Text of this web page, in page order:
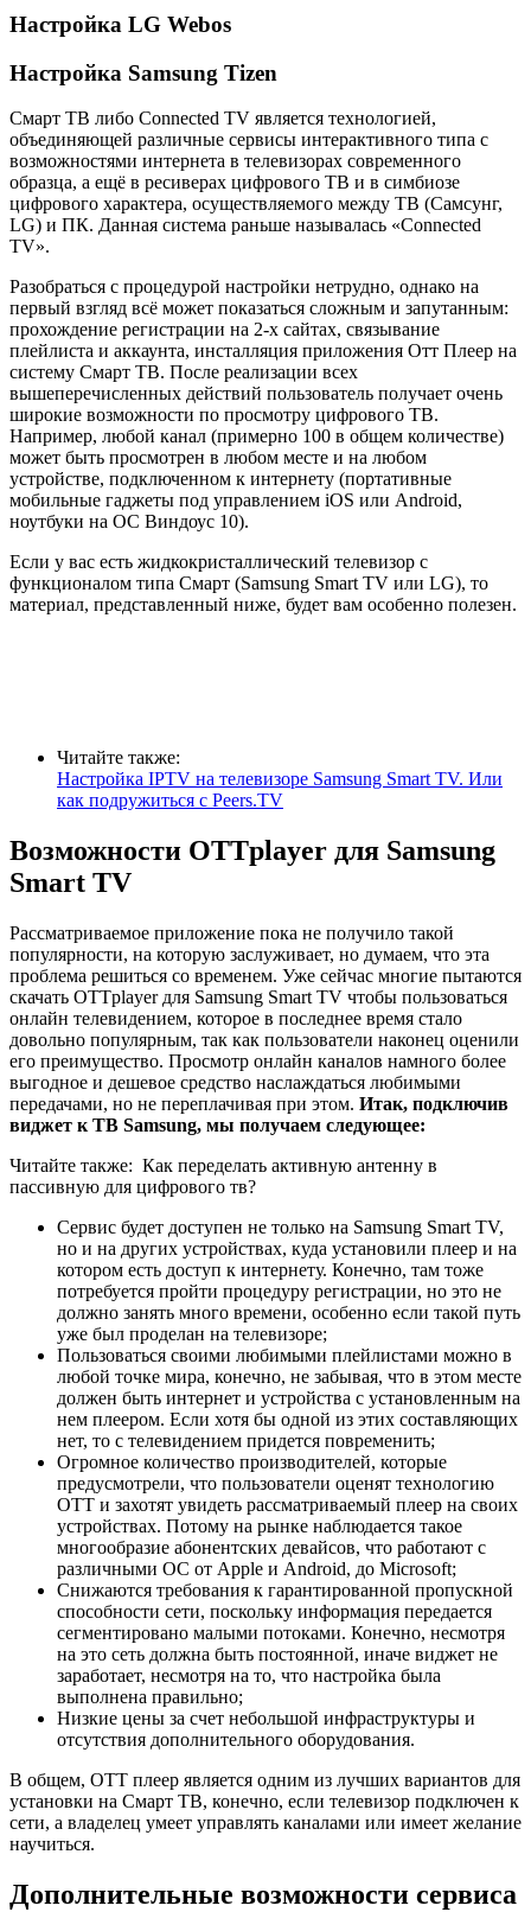
Настройка LG Webos
Настройка Samsung Tizen
Смарт ТВ либо Connected TV является технологией,
объединяющей различные сервисы интерактивного типа с
возможностями интернета в телевизорах современного
образца, а ещё в ресиверах цифрового ТВ и в симбиозе
цифрового характера, осуществляемого между ТВ (Самсунг,
LG) и ПК. Данная система раньше называлась «Connected
TV».
Разобраться с процедурой настройки нетрудно, однако на
первый взгляд всё может показаться сложным и запутанным:
прохождение регистрации на 2-х сайтах, связывание
плейлиста и аккаунта, инсталляция приложения Отт Плеер на
систему Смарт ТВ. После реализации всех
вышеперечисленных действий пользователь получает очень
широкие возможности по просмотру цифрового ТВ.
Например, любой канал (примерно 100 в общем количестве)
может быть просмотрен в любом месте и на любом
устройстве, подключенном к интернету (портативные
мобильные гаджеты под управлением iOS или Android,
ноутбуки на ОС Виндоус 10).
Если у вас есть жидкокристаллический телевизор с
функционалом типа Смарт (Samsung Smart TV или LG), то
материал, представленный ниже, будет вам особенно полезен.
Читайте также:
Настройка IPTV на телевизоре Samsung Smart TV. Или
как подружиться с Peers.TV
Возможности OTTplayer для Samsung
Smart TV
Рассматриваемое приложение пока не получило такой
популярности, на которую заслуживает, но думаем, что эта
проблема решиться со временем. Уже сейчас многие пытаются
скачать OTTplayer для Samsung Smart TV чтобы пользоваться
онлайн телевидением, которое в последнее время стало
довольно популярным, так как пользователи наконец оценили
его преимущество. Просмотр онлайн каналов намного более
выгодное и дешевое средство наслаждаться любимыми
передачами, но не переплачивая при этом. Итак, подключив
виджет к ТВ Samsung, мы получаем следующее:
Читайте также: Как переделать активную антенну в
пассивную для цифрового тв?
Сервис будет доступен не только на Samsung Smart TV,
но и на других устройствах, куда установили плеер и на
котором есть доступ к интернету. Конечно, там тоже
потребуется пройти процедуру регистрации, но это не
должно занять много времени, особенно если такой путь
уже был проделан на телевизоре;
Пользоваться своими любимыми плейлистами можно в
любой точке мира, конечно, не забывая, что в этом месте
должен быть интернет и устройства с установленным на
нем плеером. Если хотя бы одной из этих составляющих
нет, то с телевидением придется повременить;
Огромное количество производителей, которые
предусмотрели, что пользователи оценят технологию
ОТТ и захотят увидеть рассматриваемый плеер на своих
устройствах. Потому на рынке наблюдается такое
многообразие абонентских девайсов, что работают с
различными ОС от Apple и Android, до Microsoft;
Снижаются требования к гарантированной пропускной
способности сети, поскольку информация передается
сегментировано малыми потоками. Конечно, несмотря
на это сеть должна быть постоянной, иначе виджет не
заработает, несмотря на то, что настройка была
выполнена правильно;
Низкие цены за счет небольшой инфраструктуры и
отсутствия дополнительного оборудования.
В общем, ОТТ плеер является одним из лучших вариантов для
установки на Смарт ТВ, конечно, если телевизор подключен к
сети, а владелец умеет управлять каналами или имеет желание
научиться.
Дополнительные возможности сервиса